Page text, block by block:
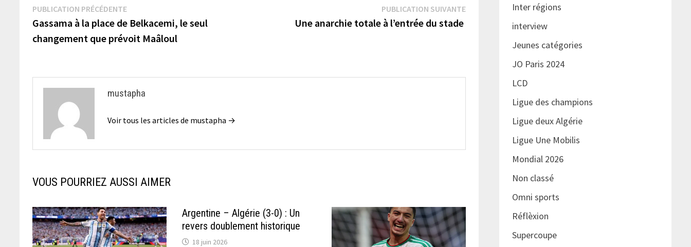
Navigation
de
l’article
PUBLICATION PRÉCÉDENTEPublication
précédente :
Gassama à la place de Belkacemi, le seul
changement que prévoit Maâloul
PUBLICATION SUIVANTEPublication
Une anarchie totale à l’entrée du stade
mustapha
Voir tous les articles de mustapha →
VOUS POURRIEZ AUSSI AIMER
Argentine – Algérie (3-0) : Un
revers doublement historique
18 juin 2026
Inter régions
interview
Jeunes catégories
JO Paris 2024
LCD
Ligue des champions
Ligue deux Algérie
Ligue Une Mobilis
Mondial 2026
Non classé
Omni sports
Réflèxion
Supercoupe